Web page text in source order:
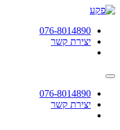
תחילתו
אינטרנט,
לחץ
כדי
לאזור
תוכן
מרכזי
076-8014890
יצירת קשר
076-8014890
יצירת קשר